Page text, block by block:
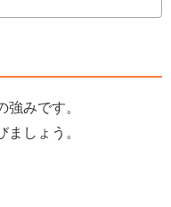
みです。
しょう。